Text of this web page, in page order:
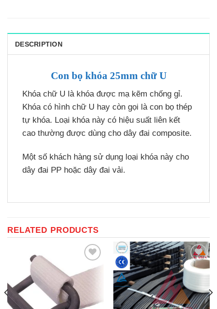
DESCRIPTION
Con bọ khóa 25mm chữ U
Khóa chữ U là khóa được mạ kẽm chống gỉ.
Khóa có hình chữ U hay còn gọi là con bọ thép
tự khóa. Loại khóa này có hiệu suất liên kết
cao thường được dùng cho dây đai composite.
Một số khách hàng sử dụng loại khóa này cho
dây đai PP hoặc dây đai vải.
RELATED PRODUCTS
Add to
Add to